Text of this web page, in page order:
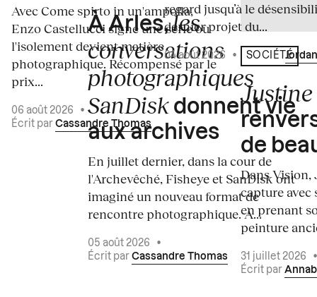
Avec Come spirto in un'ampolla,
Enzo Castellucci signe une série où
l'isolement devient matière
photographique. Récompensé par le
prix...
06 août 2026
•
Écrit par Cassandre Thomas
À Arles,les
conversations
photographiques
SanDisk donnent vie
aux archives
En juillet dernier, dans la cour de
l'Archevêché, Fisheye et SanDisk ont
imaginé un nouveau format de
rencontre photographique. À...
05 août 2026
•
Écrit par Cassandre Thomas
regard jusqu’à le
dernier projet du...
04 août 2026 • Écrit par
SOCIÉTÉ
de
Dans
capture avec
en prenant
peinture
31 juillet 2026
Écrit par